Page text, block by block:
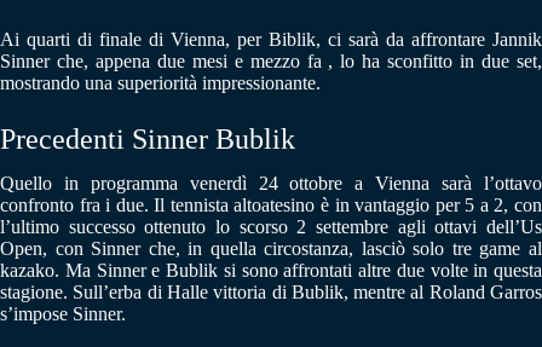
Ai quarti di finale di Vienna, per Biblik, ci sarà da affrontare Jannik
Sinner che, appena due mesi e mezzo fa , lo ha sconfitto in due set,
mostrando una superiorità impressionante.
Precedenti Sinner Bublik
Quello in programma venerdì 24 ottobre a Vienna sarà l’ottavo
confronto fra i due. Il tennista altoatesino è in vantaggio per 5 a 2, con
l’ultimo successo ottenuto lo scorso 2 settembre agli ottavi dell’Us
Open, con Sinner che, in quella circostanza, lasciò solo tre game al
kazako. Ma Sinner e Bublik si sono affrontati altre due volte in questa
stagione. Sull’erba di Halle vittoria di Bublik, mentre al Roland Garros
s’impose Sinner.